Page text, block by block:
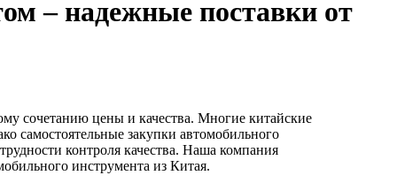
– надежные поставки от
сочетанию цены и качества. Многие китайские
самостоятельные закупки автомобильного
контроля качества. Наша компания
инструмента из Китая.